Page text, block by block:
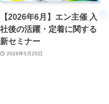
【2026年6月】エン主催 入
社後の活躍・定着に関する
新セミナー
2026年5月20日